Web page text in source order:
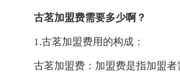
古茗加盟费需要多少啊？
1.古茗加盟费用的构成：
古茗加盟费：加盟费是指加盟者